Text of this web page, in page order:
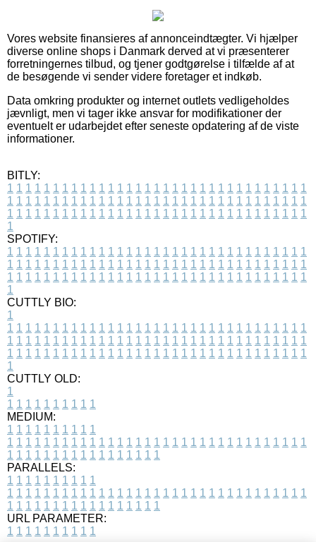
Vores website finansieres af annonceindtægter. Vi hjælper
diverse online shops i Danmark derved at vi præsenterer
forretningernes tilbud, og tjener godtgørelse i tilfælde af at
de besøgende vi sender videre foretager et indkøb.
Data omkring produkter og internet outlets vedligeholdes
jævnligt, men vi tager ikke ansvar for modifikationer der
eventuelt er udarbejdet efter seneste opdatering af de viste
informationer.
BITLY:
1 1 1 1 1 1 1 1 1 1 1 1 1 1 1 1 1 1 1 1 1 1 1 1 1 1 1 1 1 1 1 1 1
1 1 1 1 1 1 1 1 1 1 1 1 1 1 1 1 1 1 1 1 1 1 1 1 1 1 1 1 1 1 1 1 1
1 1 1 1 1 1 1 1 1 1 1 1 1 1 1 1 1 1 1 1 1 1 1 1 1 1 1 1 1 1 1 1 1
1
SPOTIFY:
1 1 1 1 1 1 1 1 1 1 1 1 1 1 1 1 1 1 1 1 1 1 1 1 1 1 1 1 1 1 1 1 1
1 1 1 1 1 1 1 1 1 1 1 1 1 1 1 1 1 1 1 1 1 1 1 1 1 1 1 1 1 1 1 1 1
1 1 1 1 1 1 1 1 1 1 1 1 1 1 1 1 1 1 1 1 1 1 1 1 1 1 1 1 1 1 1 1 1
1
CUTTLY BIO:
1
1 1 1 1 1 1 1 1 1 1 1 1 1 1 1 1 1 1 1 1 1 1 1 1 1 1 1 1 1 1 1 1 1
1 1 1 1 1 1 1 1 1 1 1 1 1 1 1 1 1 1 1 1 1 1 1 1 1 1 1 1 1 1 1 1 1
1 1 1 1 1 1 1 1 1 1 1 1 1 1 1 1 1 1 1 1 1 1 1 1 1 1 1 1 1 1 1 1 1
1
CUTTLY OLD:
1
1 1 1 1 1 1 1 1 1 1
MEDIUM:
1 1 1 1 1 1 1 1 1 1
1 1 1 1 1 1 1 1 1 1 1 1 1 1 1 1 1 1 1 1 1 1 1 1 1 1 1 1 1 1 1 1 1
1 1 1 1 1 1 1 1 1 1 1 1 1 1 1 1 1
PARALLELS:
1 1 1 1 1 1 1 1 1 1
1 1 1 1 1 1 1 1 1 1 1 1 1 1 1 1 1 1 1 1 1 1 1 1 1 1 1 1 1 1 1 1 1
1 1 1 1 1 1 1 1 1 1 1 1 1 1 1 1 1
URL PARAMETER:
1 1 1 1 1 1 1 1 1 1